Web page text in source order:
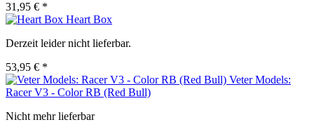
31,95 € *
Heart Box
Derzeit leider nicht lieferbar.
53,95 € *
Veter Models:
Racer V3 - Color RB (Red Bull)
Nicht mehr lieferbar